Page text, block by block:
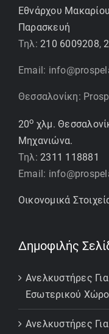
Εθνάρχου
Παρασκευή
Τηλ: 210 6009208,
Email:
Θεσσαλονίκη:
20ο χλμ.
Μηχανιώνα.
Τηλ: 2311 118881
Email:
Οικονομικά
Δημοφιλής
Ανελκυστήρες
Εσωτερικού
Ανελκυστήρες